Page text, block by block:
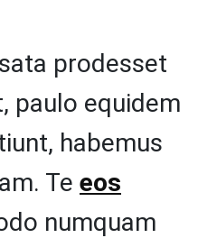
prodesset
paulo equidem
habemus
Te eos
numquam